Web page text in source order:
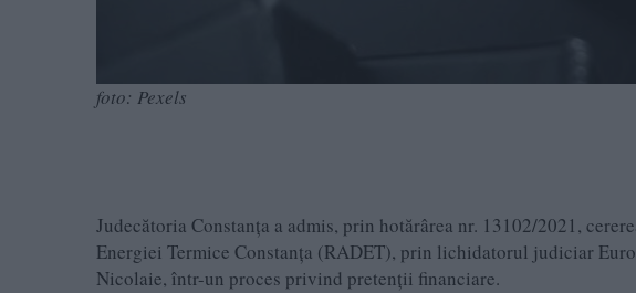
foto: Pexels
Judecătoria Constanța a admis, prin hotărârea nr. 13102/2021,
Energiei Termice Constanța (RADET), prin lichidatorul judiciar
Nicolaie, într-un proces privind pretenții financiare.